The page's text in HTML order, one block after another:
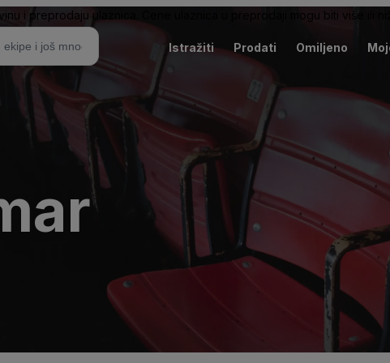
i preprodaju ulaznica. Cene ulaznica u preprodaji mogu biti više ili
Istražiti Prodati Omiljeno